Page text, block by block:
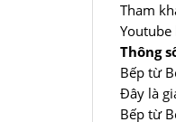
Tham
Youtube
Thông
Bếp từ
Đây là
Bếp từ